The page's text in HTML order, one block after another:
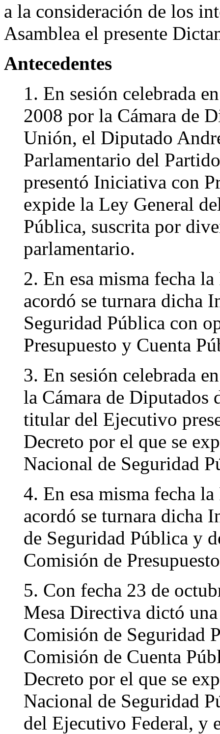
a la consideración de los
Asamblea el presente
Antecedentes
1. En sesión celebrada
2008 por la Cámara de
Unión, el Diputado
Parlamentario del
presentó Iniciativa con
expide la Ley General
Pública, suscrita por
parlamentario.
2. En esa misma fecha
acordó se turnara dicha
Seguridad Pública con
Presupuesto y Cuenta
3. En sesión celebrada
la Cámara de Diputados
titular del Ejecutivo
Decreto por el que se
Nacional de Seguridad
4. En esa misma fecha
acordó se turnara dicha
de Seguridad Pública y
Comisión de
5. Con fecha 23 de
Mesa Directiva dictó
Comisión de Seguridad
Comisión de Cuenta
Decreto por el que se
Nacional de Seguridad
del Ejecutivo Federal, y